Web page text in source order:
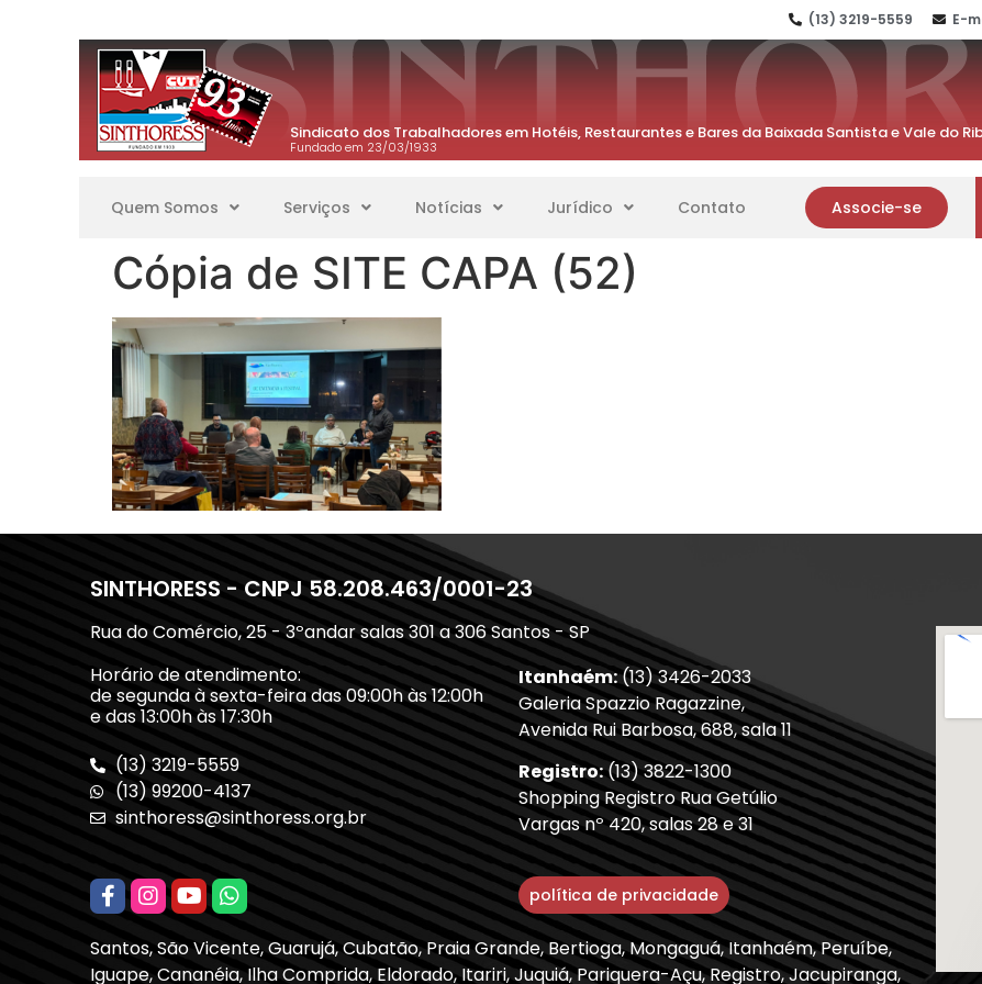
(13) 3219-5559 E-
Sindicato dos Trabalhadores em Hotéis, Restaurantes e Bares da Baixada Santista e Vale do
Fundado em 23/03/1933
Quem Somos Serviços Notícias Jurídico Contato Associe-se
Cópia de SITE CAPA (52)
SINTHORESS - CNPJ 58.208.463/0001-23
Rua do Comércio, 25 - 3ºandar salas 301 a 306 Santos - SP
Horário de atendimento:
de segunda à sexta-feira das 09:00h às 12:00h
e das 13:00h às 17:30h
(13) 3219-5559
(13) 99200-4137
sinthoress@sinthoress.org.br
Itanhaém:(13) 3426-2033
Galeria Spazzio Ragazzine,
Avenida Rui Barbosa, 688, sala 11
Registro:(13) 3822-1300
Shopping Registro Rua Getúlio
Vargas nº 420, salas 28 e 31
política de privacidade
Santos, São Vicente, Guarujá, Cubatão, Praia Grande, Bertioga, Mongaguá, Itanhaém, Peruíbe,
Iguape, Cananéia, Ilha Comprida, Eldorado, Itariri, Juquiá, Pariquera-Açu, Registro, Jacupiranga,